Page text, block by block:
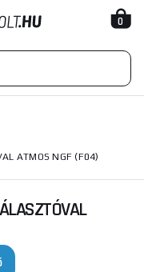
0
ATMOS NGF (F04)